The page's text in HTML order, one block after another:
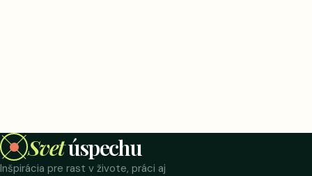
Svetúspechu
Inšpirácia pre rast v živote, práci aj